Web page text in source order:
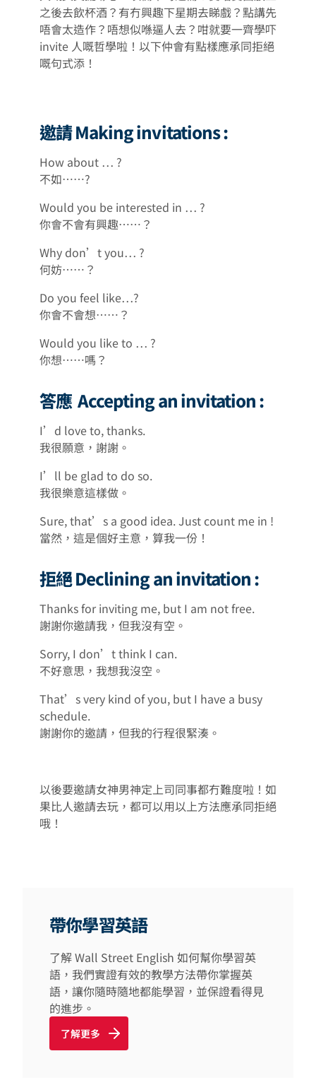
之後去飲杯酒？有冇興趣下星期去睇戲？點講先
唔會太造作？唔想似喺逼人去？咁就要一齊學吓
invite 人嘅哲學啦！以下仲會有點樣應承同拒絕
嘅句式添！
邀請 Making invitations :
How about … ?
不如……?
Would you be interested in … ?
你會不會有興趣……？
Why don’t you… ?
何妨……？
Do you feel like…?
你會不會想……？
Would you like to … ?
你想……嗎？
答應 Accepting an invitation :
I’d love to, thanks.
我很願意，謝謝。
I’ll be glad to do so.
我很樂意這樣做。
Sure, that’s a good idea. Just count me in !
當然，這是個好主意，算我一份！
拒絕 Declining an invitation :
Thanks for inviting me, but I am not free.
謝謝你邀請我，但我沒有空。
Sorry, I don’t think I can.
不好意思，我想我沒空。
That’s very kind of you, but I have a busy
schedule.
謝謝你的邀請，但我的行程很緊湊。
以後要邀請女神男神定上司同事都冇難度啦！如
果比人邀請去玩，都可以用以上方法應承同拒絕
哦！
帶你學習英語
了解 Wall Street English 如何幫你學習英
語，我們實證有效的教學方法帶你掌握英
語，讓你隨時隨地都能學習，並保證看得見
的進步。
了解更多